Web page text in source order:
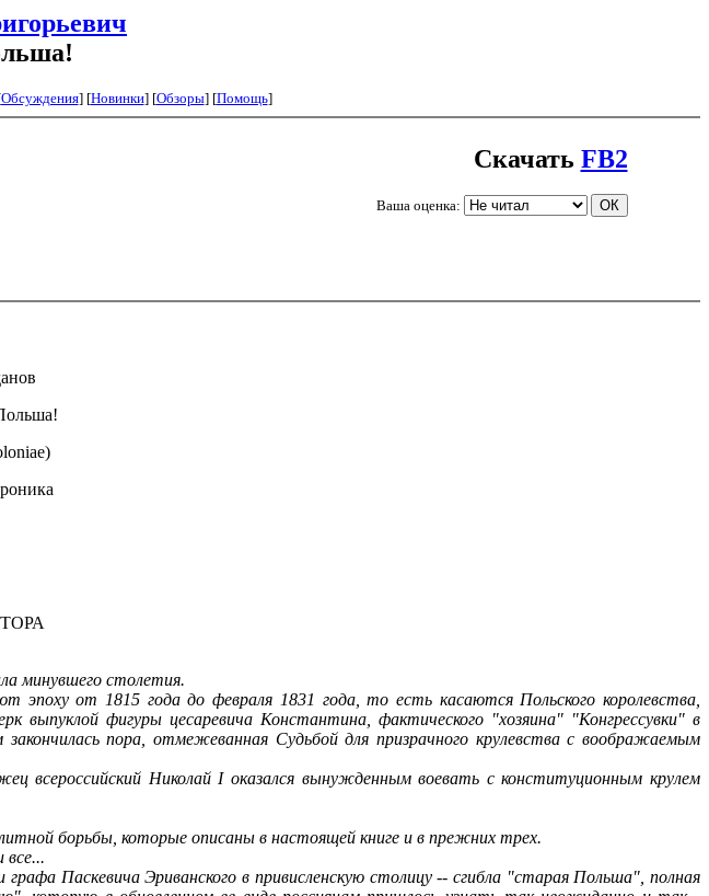
Обсуждения] [Новинки] [Обзоры] [Помощь]
Скачать FB2
Ваша оценка:
минувшего столетия.
эпоху от 1815 года до февраля 1831 года, то есть касаются Польского королевства,
выпуклой фигуры цесаревича Константина, фактического "хозяина" "Конгрессувки" в
пора, отмежеванная Судьбой для призрачного крулевства с воображаемым
всероссийский Николай I оказался вынужденным воевать с конституционным крулем
борьбы, которые описаны в настоящей книге и в прежних трех.
все...
Паскевича Эриванского в привисленскую столицу-- сгибла "старая Польша", полная